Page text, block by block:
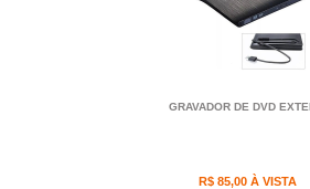
GRAVADOR DE DVD
R$ 85,00 À VISTA